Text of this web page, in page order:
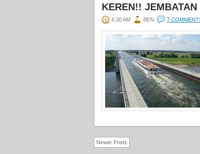
KEREN!!
6:30 AM BEN 7
Newer Posts